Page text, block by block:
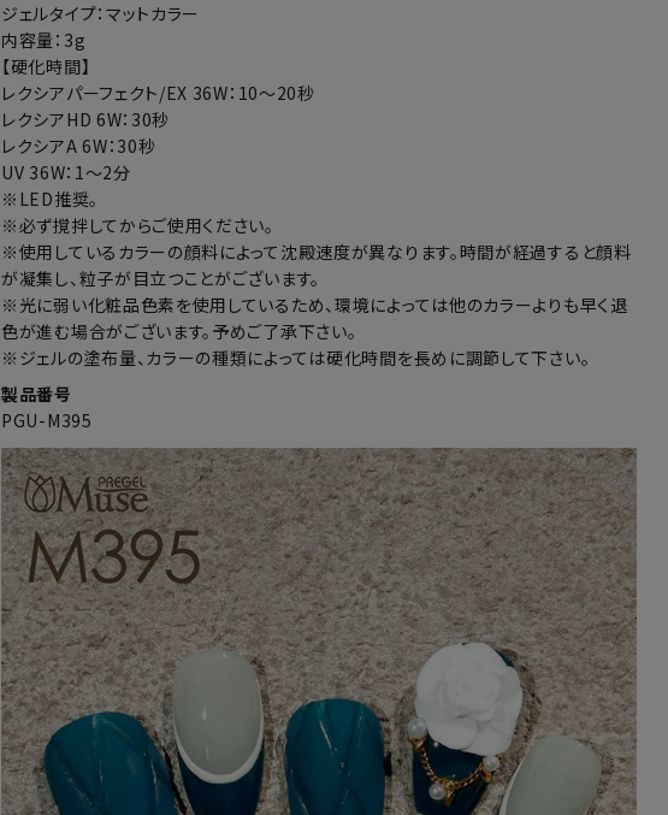
ジェルタイプ：マットカラー
内容量：3g
【硬化時間】
レクシアパーフェクト/EX 36W：10～20秒
レクシアHD 6W：30秒
レクシアA 6W：30秒
UV 36W：1～2分
※LED推奨。
※必ず撹拌してからご使用ください。
※使用しているカラーの顔料によって沈殿速度が異なります。時間が経過すると顔料
が凝集し、粒子が目立つことがございます。
※光に弱い化粧品色素を使用しているため、環境によっては他のカラーよりも早く退
色が進む場合がございます。予めご了承下さい。
※ジェルの塗布量、カラーの種類によっては硬化時間を長めに調節して下さい。
製品番号
PGU-M395